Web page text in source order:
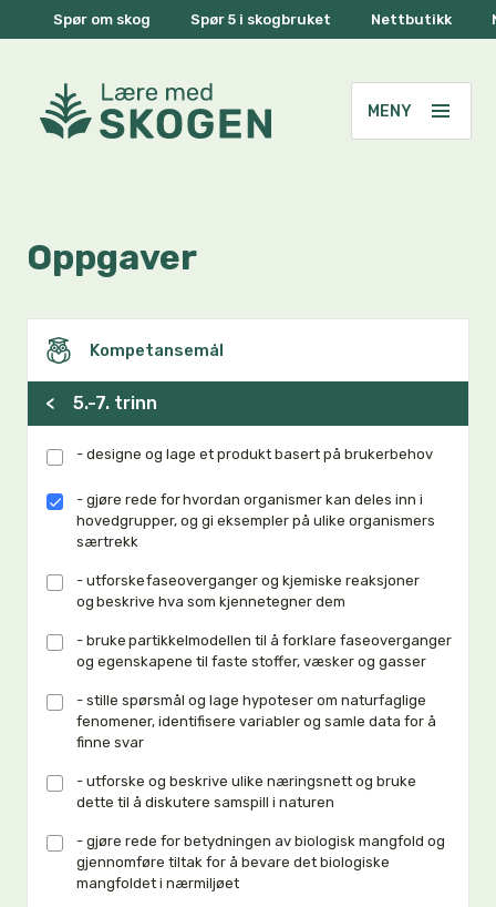
Spør om skog Spør 5 i skogbruket Nettbutikk
Oppgaver
Kompetansemål
< 5.-7. trinn
- designe og lage et produkt basert på brukerbehov
- gjøre rede for hvordan organismer kan deles inn i
hovedgrupper, og gi eksempler på ulike organismers
særtrekk
- utforske faseoverganger og kjemiske reaksjoner
og beskrive hva som kjennetegner dem
- bruke partikkelmodellen til å forklare faseoverganger
og egenskapene til faste stoffer, væsker og gasser
- stille spørsmål og lage hypoteser om naturfaglige
fenomener, identifisere variabler og samle data for å
finne svar
- utforske og beskrive ulike næringsnett og bruke
dette til å diskutere samspill i naturen
- gjøre rede for betydningen av biologisk mangfold og
gjennomføre tiltak for å bevare det biologiske
mangfoldet i nærmiljøet